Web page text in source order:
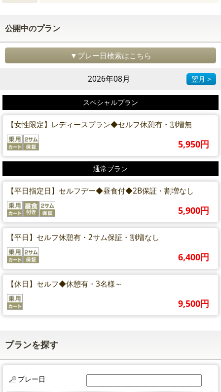
公開中のプラン
▼プレー日検索はこちら
2026年08月 翌月 >
スペシャルプラン
【女性限定】レディースプラン◆セルフ休憩有・割増無
5,950円
通常プラン
【平日指定日】セルフデー◆昼食付◆2B保証・割増なし
5,900円
【平日】セルフ休憩有・2サム保証・割増なし
6,400円
【休日】セルフ◆休憩有・3名様～
9,500円
プランを探す
プレー日